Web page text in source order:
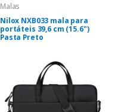
Malas
Nilox NXB033 mala para
portáteis 39,6 cm (15.6")
Pasta Preto